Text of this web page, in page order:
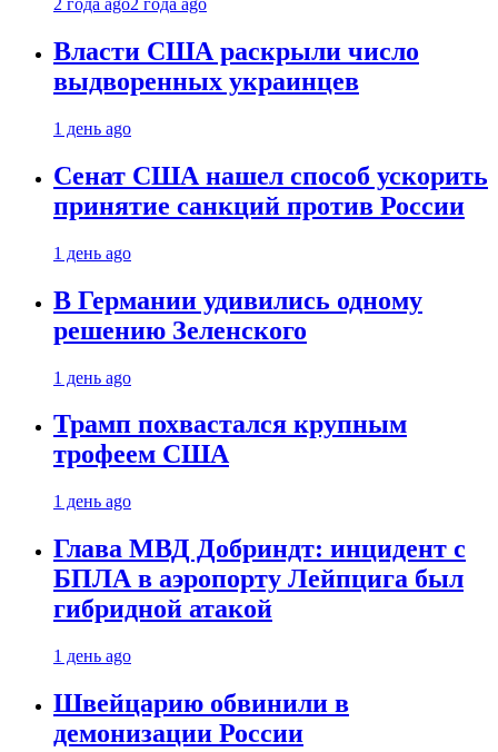
2 года ago2 года ago
Власти США раскрыли число
выдворенных украинцев
1 день ago
Сенат США нашел способ ускорить
принятие санкций против России
1 день ago
В Германии удивились одному
решению Зеленского
1 день ago
Трамп похвастался крупным
трофеем США
1 день ago
Глава МВД Добриндт: инцидент с
БПЛА в аэропорту Лейпцига был
гибридной атакой
1 день ago
Швейцарию обвинили в
демонизации России